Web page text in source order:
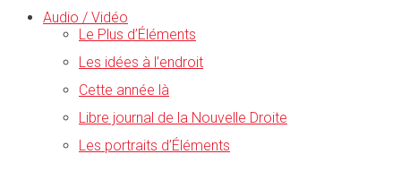
Audio / Vidéo
Le Plus d’Éléments
Les idées à l’endroit
Cette année là
Libre journal de la Nouvelle Droite
Les portraits d’Éléments